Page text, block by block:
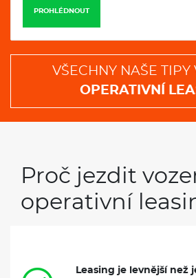
PROHLÉDNOUT
VŠECHNY NAŠE TIPY
OPERATIVNÍ
Proč jezdit
operativní
Leasing je levnější než